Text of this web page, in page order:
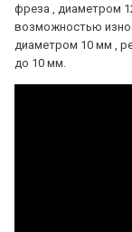
фреза , диаметром
возможностью
диаметром 10 мм ,
до 10 мм.